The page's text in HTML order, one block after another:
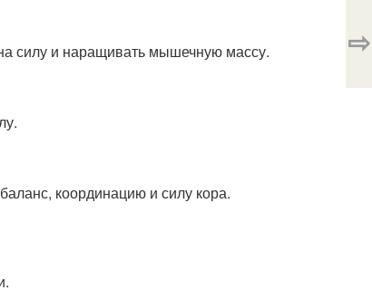
силу и наращивать мышечную массу.
координацию и силу кора.
⇨